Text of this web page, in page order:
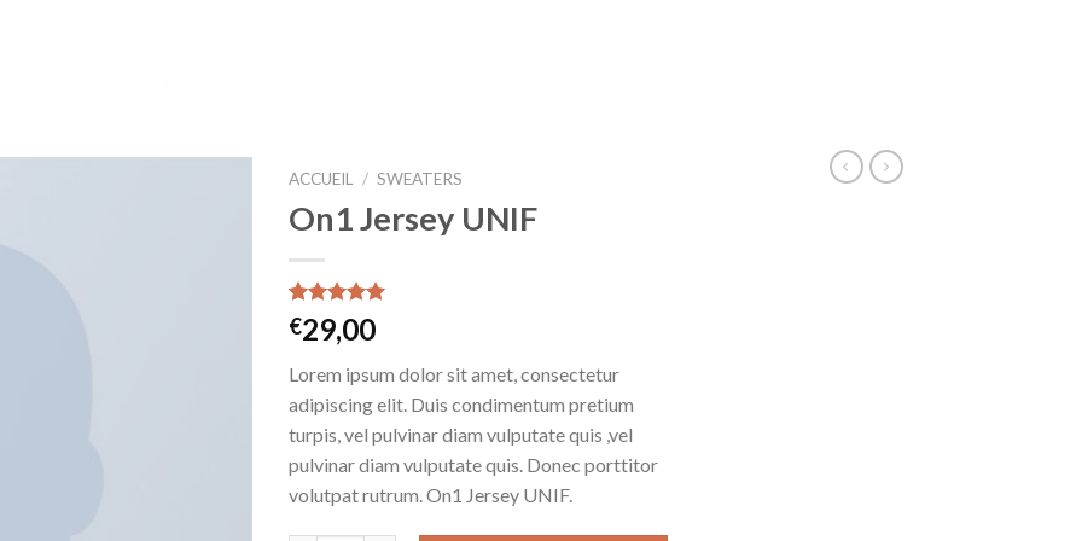
ACCUEIL / SWEATERS
On1 Jersey UNIF
Noté 5.00
sur 5 basé
1
client
€29,00
Lorem ipsum dolor sit amet, consectetur
adipiscing elit. Duis condimentum pretium
turpis, vel pulvinar diam vulputate quis ,vel
pulvinar diam vulputate quis. Donec porttitor
volutpat rutrum. On1 Jersey UNIF.